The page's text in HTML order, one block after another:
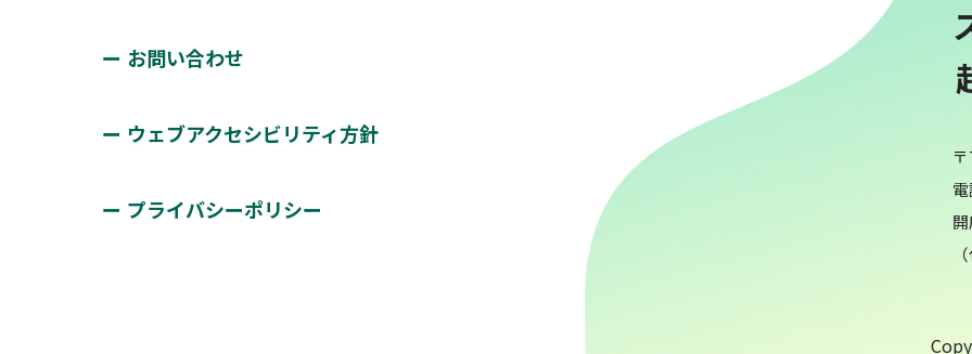
お問い合わせ
ウェブアクセシビリティ方針
プライバシーポリシー